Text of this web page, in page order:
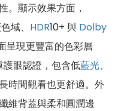
。顯示效果方面，
域、 HDR10+ 與 Dolby
呈現更豐富的色彩層
護眼認證，包含低藍光、
時間觀看也更舒適。外
維背蓋與柔和圓潤邊